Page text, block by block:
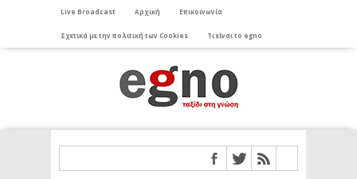
Live Broadcast Αρχική Επικοινωνία
Σχετικά με την πολιτική των Cookies Τι είναι το egno